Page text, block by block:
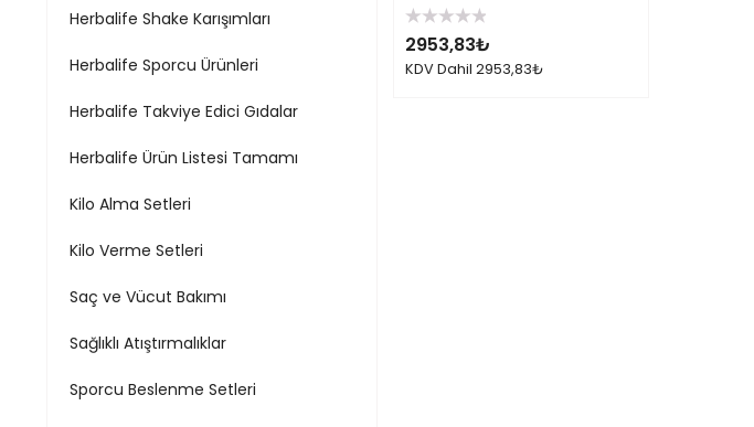
5
üzerinden
0
oy
2953,83₺
KDV Dahil 2953,83₺
Herbalife Shake Karışımları
Herbalife Sporcu Ürünleri
Herbalife Takviye Edici Gıdalar
Herbalife Ürün Listesi Tamamı
Kilo Alma Setleri
Kilo Verme Setleri
Saç ve Vücut Bakımı
Sağlıklı Atıştırmalıklar
Sporcu Beslenme Setleri